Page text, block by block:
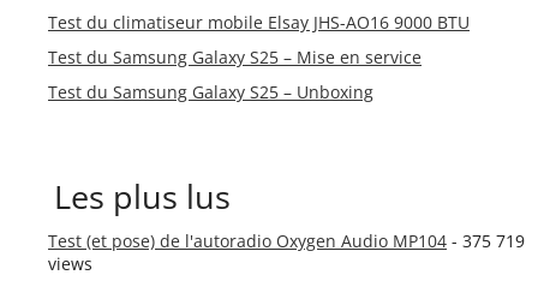
Test du climatiseur mobile Elsay JHS-AO16 9000 BTU
Test du Samsung Galaxy S25 – Mise en service
Test du Samsung Galaxy S25 – Unboxing
Les plus lus
Test (et pose) de l'autoradio Oxygen Audio MP104 - 375 719
views